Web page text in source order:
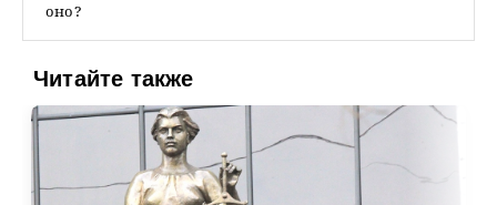
оно?
Читайте также